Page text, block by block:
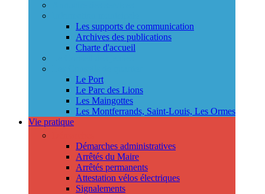
Les supports de communication
Archives des publications
Charte d'accueil
Le Port
Le Parc des Lions
Les Maingottes
Les Montferrands, Saint-Louis, Les Ormes
Vie pratique
Démarches administratives
Arrêtés du Maire
Arrêtés permanents
Attestation vélos électriques
Signalements